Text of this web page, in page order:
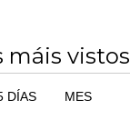
máis vistos
DÍAS MES